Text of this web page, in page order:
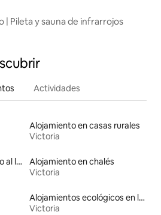
| Pileta y sauna de infrarrojos
Actividades
Alojamiento en casas rurales
Victoria
Alojamientos con acceso al lago
Alojamiento en chalés
Victoria
Alojamientos ecológicos en la naturaleza
Victoria